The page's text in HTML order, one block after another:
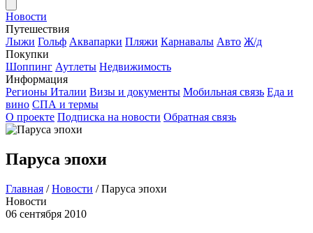
Новости
Путешествия
Лыжи Гольф Аквапарки Пляжи Карнавалы Авто Ж/д
Покупки
Шоппинг Аутлеты Недвижимость
Информация
Регионы Италии Визы и документы Мобильная связь Еда и
вино СПА и термы
О проекте Подписка на новости Обратная связь
Паруса эпохи
Главная / Новости / Паруса эпохи
Новости
06 сентября 2010